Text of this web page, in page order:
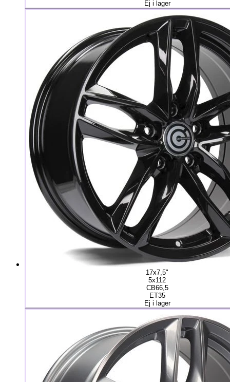
Ej i lager
17x7,5"
5x112
CB66,5
ET35
Ej i lager